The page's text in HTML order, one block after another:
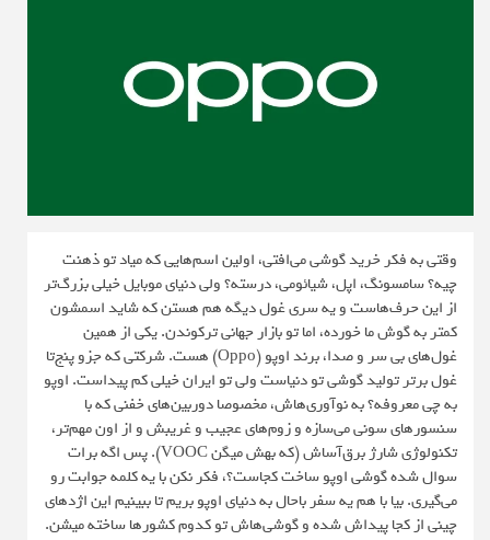
وقتی به فکر خرید گوشی می‌افتی، اولین اسم‌هایی که میاد تو ذهنت
چیه؟ سامسونگ، اپل، شیائومی، درسته؟ ولی دنیای موبایل خیلی بزرگ‌تر
از این حرف‌هاست و یه سری غول دیگه هم هستن که شاید اسمشون
کمتر به گوش ما خورده، اما تو بازار جهانی ترکوندن. یکی از همین
غول‌های بی سر و صدا، برند اوپو (Oppo) هست. شرکتی که جزو پنج‌تا
غول برتر تولید گوشی تو دنیاست ولی تو ایران خیلی کم پیداست. اوپو
به چی معروفه؟ به نوآوری‌هاش، مخصوصا دوربین‌های خفنی که با
سنسورهای سونی می‌سازه و زوم‌های عجیب و غریبش و از اون مهم‌تر،
تکنولوژی شارژ برق‌آساش (که بهش میگن VOOC). پس اگه برات
سوال شده گوشی اوپو ساخت کجاست؟، فکر نکن با یه کلمه جوابت رو
می‌گیری. بیا با هم یه سفر باحال به دنیای اوپو بریم تا ببینیم این اژدهای
چینی از کجا پیداش شده و گوشی‌هاش تو کدوم کشورها ساخته میشن.